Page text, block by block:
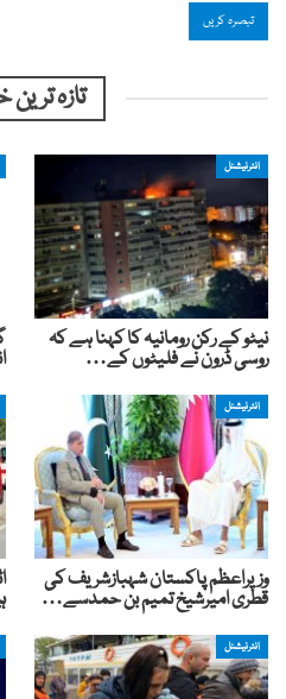
تازہ
انٹرنیشنل
نیٹو کے رکن رومانیہ کا کہنا ہے کہ
روسی ڈرون نے فلیٹوں کے…
انٹرنیشنل
وزیراعظم پاکستان شہبازشریف کی
قطری امیرشیخ تمیم بن حمدسے…
انٹرنیشنل